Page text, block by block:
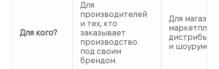
Для кого?
Для
производителей
и тех, кто
заказывает
производство
под своим
брендом.
Для
и шоурумов.